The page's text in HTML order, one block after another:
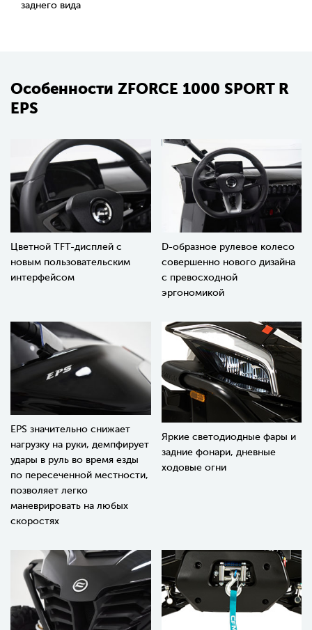
заднего вида
Особенности ZFORCE 1000 SPORT R
EPS
Цветной TFT-дисплей с
новым пользовательским
интерфейсом
D-образное рулевое колесо
совершенно нового дизайна
с превосходной
эргономикой
EPS значительно снижает
нагрузку на руки, демпфирует
удары в руль во время езды
по пересеченной местности,
позволяет легко
маневрировать на любых
скоростях
Яркие светодиодные фары и
задние фонари, дневные
ходовые огни